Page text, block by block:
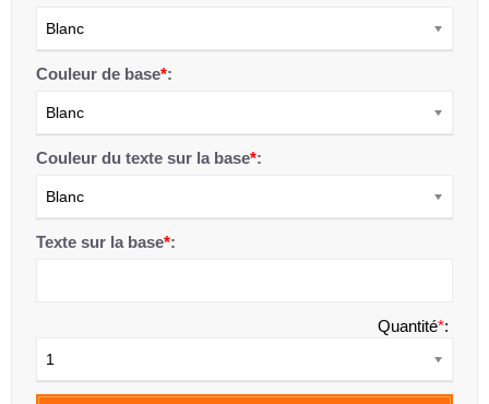
Blanc
Couleur de base*:
Blanc
Couleur du texte sur la base*:
Blanc
Texte sur la base*:
Quantité*:
1